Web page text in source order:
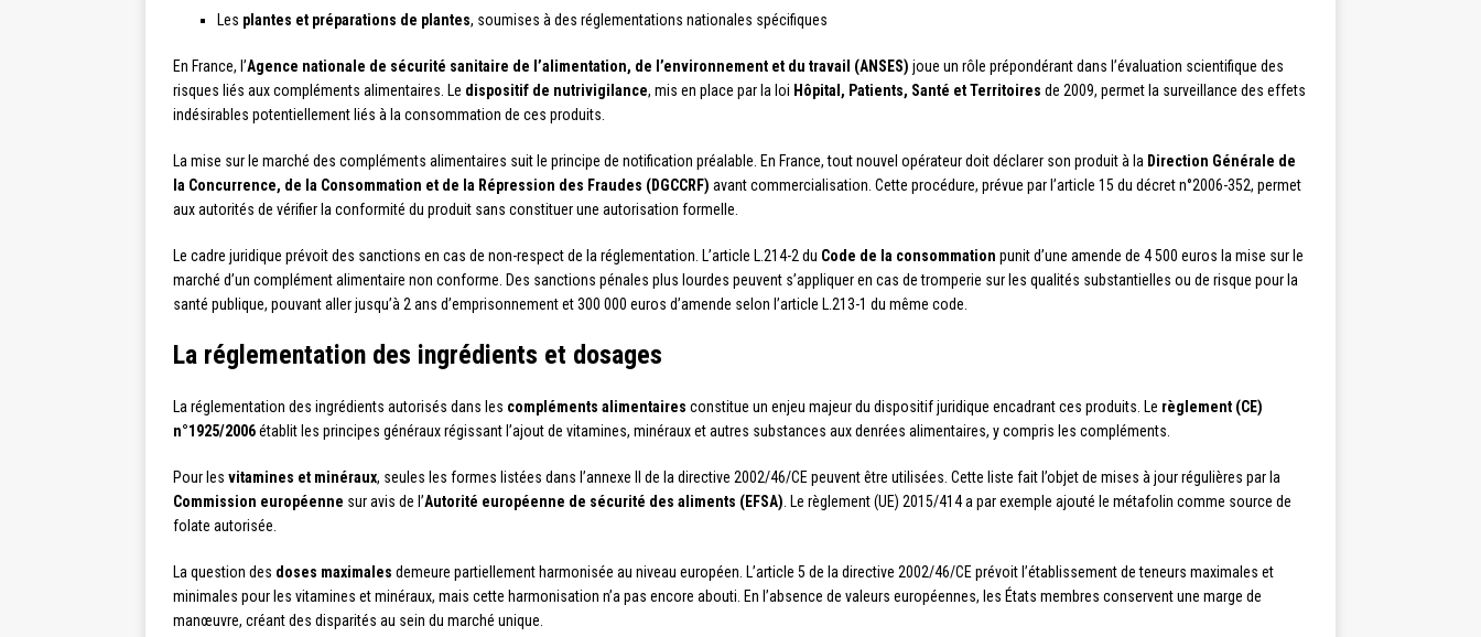
Les plantes et préparations de plantes, soumises à des réglementations nationales spécifiques
En France, l’Agence nationale de sécurité sanitaire de l’alimentation, de l’environnement et du travail (ANSES) joue un rôle prépondérant dans l’évaluation scientifique des
risques liés aux compléments alimentaires. Le dispositif de nutrivigilance, mis en place par la loi Hôpital, Patients, Santé et Territoires de 2009, permet la surveillance des effets
indésirables potentiellement liés à la consommation de ces produits.
La mise sur le marché des compléments alimentaires suit le principe de notification préalable. En France, tout nouvel opérateur doit déclarer son produit à la Direction Générale de
la Concurrence, de la Consommation et de la Répression des Fraudes (DGCCRF) avant commercialisation. Cette procédure, prévue par l’article 15 du décret n°2006-352, permet
aux autorités de vérifier la conformité du produit sans constituer une autorisation formelle.
Le cadre juridique prévoit des sanctions en cas de non-respect de la réglementation. L’article L.214-2 du Code de la consommation punit d’une amende de 4 500 euros la mise sur le
marché d’un complément alimentaire non conforme. Des sanctions pénales plus lourdes peuvent s’appliquer en cas de tromperie sur les qualités substantielles ou de risque pour la
santé publique, pouvant aller jusqu’à 2 ans d’emprisonnement et 300 000 euros d’amende selon l’article L.213-1 du même code.
La réglementation des ingrédients et dosages
La réglementation des ingrédients autorisés dans les compléments alimentaires constitue un enjeu majeur du dispositif juridique encadrant ces produits. Le règlement (CE)
n°1925/2006établit les principes généraux régissant l’ajout de vitamines, minéraux et autres substances aux denrées alimentaires, y compris les compléments.
Pour les vitamines et minéraux, seules les formes listées dans l’annexe II de la directive 2002/46/CE peuvent être utilisées. Cette liste fait l’objet de mises à jour régulières par la
Commission européenne sur avis de l’Autorité européenne de sécurité des aliments (EFSA) . Le règlement (UE) 2015/414 a par exemple ajouté le métafolin comme source de
folate autorisée.
La question des doses maximales demeure partiellement harmonisée au niveau européen. L’article 5 de la directive 2002/46/CE prévoit l’établissement de teneurs maximales et
minimales pour les vitamines et minéraux, mais cette harmonisation n’a pas encore abouti. En l’absence de valeurs européennes, les États membres conservent une marge de
manœuvre, créant des disparités au sein du marché unique.